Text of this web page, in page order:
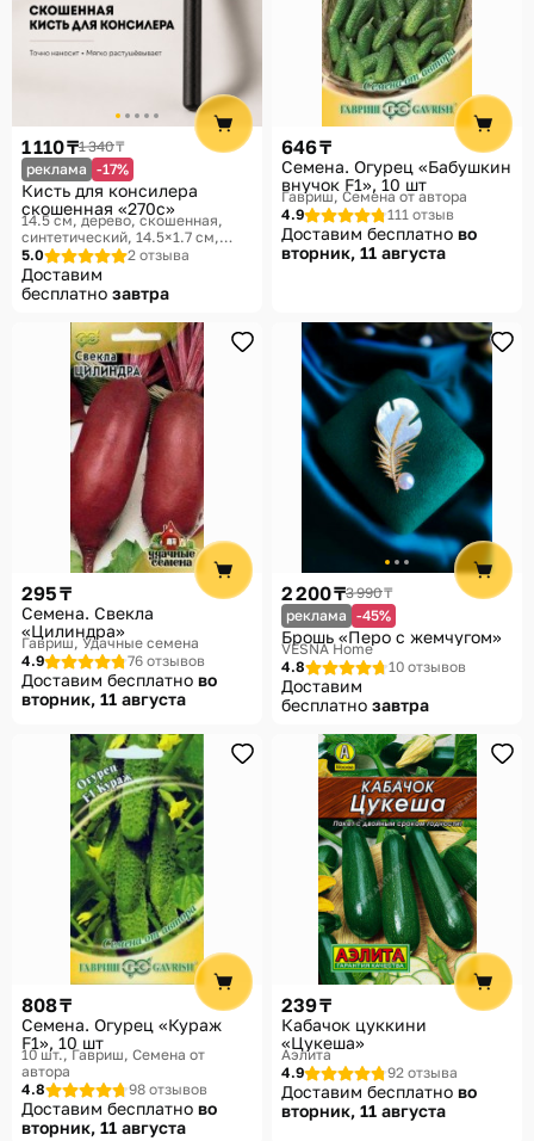
1 110 ₸1 340 ₸
реклама -17%
Кисть для консилера
скошенная «270с»
14.5 см, дерево, скошенная,
синтетический, 14.5×1.7 см
Vivia
5.0 2 отзыва
Доставим
бесплатно завтра
646 ₸
Семена. Огурец «Бабушкин
внучок F1», 10 шт
Гавриш, Семена от автора
4.9
111 отзыв
Доставим бесплатно во
вторник, 11 августа
295 ₸
Семена. Свекла
«Цилиндра»
Гавриш, Удачные семена
4.9
76 отзывов
Доставим бесплатно во
вторник, 11 августа
2 200 ₸3 990 ₸
реклама -45%
Брошь «Перо с жемчугом»
VESNA Home
4.8
10 отзывов
Доставим
бесплатно завтра
808 ₸
Семена. Огурец «Кураж
F1», 10 шт
10 шт. Гавриш, Семена от
автора
4.8
98 отзывов
Доставим бесплатно во
вторник, 11 августа
239 ₸
Кабачок цуккини
«Цукеша»
Аэлита
4.9
92 отзыва
Доставим бесплатно во
вторник, 11 августа